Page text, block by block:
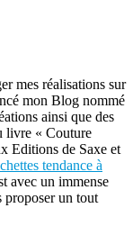
mes réalisations sur
mon Blog nommé
ainsi que des
livre « Couture
Editions de Saxe et
tendance à
avec un immense
proposer un tout